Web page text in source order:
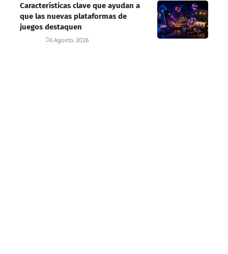
Características clave que ayudan a
que las nuevas plataformas de
juegos destaquen
6 Agosto, 2026